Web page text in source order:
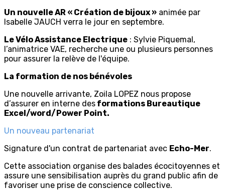
Un nouvelle AR « Création de bijoux » animée par
Isabelle JAUCH verra le jour en septembre.
Le Vélo Assistance Electrique : Sylvie Piquemal,
l’animatrice VAE, recherche une ou plusieurs personnes
pour assurer la relève de l'équipe.
La formation de nos bénévoles
Une nouvelle arrivante, Zoila LOPEZ nous propose
d’assurer en interne des formations Bureautique
Excel/word/Power Point.
Un nouveau partenariat
Signature d'un contrat de partenariat avec Echo-Mer.
Cette association organise des balades écocitoyennes et
assure une sensibilisation auprès du grand public afin de
favoriser une prise de conscience collective.